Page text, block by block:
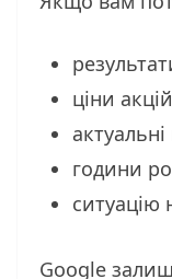
ціни акцій
години
ситуацію
Google